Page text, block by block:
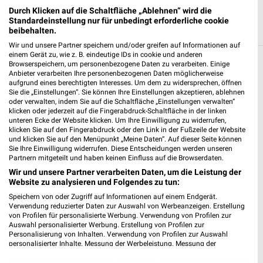
Weitere Fressnapf Geschäfte mit Angeboten
in und um Wesel
5 Geschäfte und Orte
Fressnapf Angebote in Herten
Herten, Deutschland
441,04 km
Fressnapf Angebote in Dorsten
Dorsten, Deutschland
Durch Klicken auf die Schaltfläche „Ablehnen“ wird die
Standardeinstellung nur für unbedingt erforderliche cookie
beibehalten.
Wir und unsere Partner speichern und/oder greifen auf Informationen auf
einem Gerät zu, wie z. B. eindeutige IDs in cookie und anderen
Browserspeichern, um personenbezogene Daten zu verarbeiten. Einige
Anbieter verarbeiten Ihre personenbezogenen Daten möglicherweise
aufgrund eines berechtigten Interesses. Um dem zu widersprechen, öffnen
Sie die „Einstellungen“. Sie können Ihre Einstellungen akzeptieren, ablehnen
oder verwalten, indem Sie auf die Schaltfläche „Einstellungen verwalten“
klicken oder jederzeit auf die Fingerabdruck-Schaltfläche in der linken
unteren Ecke der Website klicken. Um Ihre Einwilligung zu widerrufen,
klicken Sie auf den Fingerabdruck oder den Link in der Fußzeile der Website
und klicken Sie auf den Menüpunkt „Meine Daten“. Auf dieser Seite können
Sie Ihre Einwilligung widerrufen. Diese Entscheidungen werden unseren
Partnern mitgeteilt und haben keinen Einfluss auf die Browserdaten.
Wir und unsere Partner verarbeiten Daten, um die Leistung der
Website zu analysieren und Folgendes zu tun:
Speichern von oder Zugriff auf Informationen auf einem Endgerät.
Verwendung reduzierter Daten zur Auswahl von Werbeanzeigen. Erstellung
von Profilen für personalisierte Werbung. Verwendung von Profilen zur
Auswahl personalisierter Werbung. Erstellung von Profilen zur
Personalisierung von Inhalten. Verwendung von Profilen zur Auswahl
personalisierter Inhalte. Messung der Werbeleistung. Messung der